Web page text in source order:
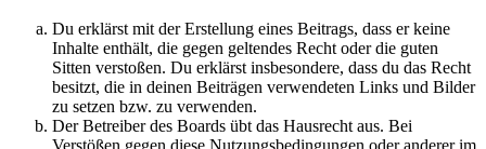
Du erklärst mit der Erstellung eines Beitrags, dass er keine
Inhalte enthält, die gegen geltendes Recht oder die guten
Sitten verstoßen. Du erklärst insbesondere, dass du das Recht
besitzt, die in deinen Beiträgen verwendeten Links und Bilder
zu setzen bzw. zu verwenden.
Der Betreiber des Boards übt das Hausrecht aus. Bei